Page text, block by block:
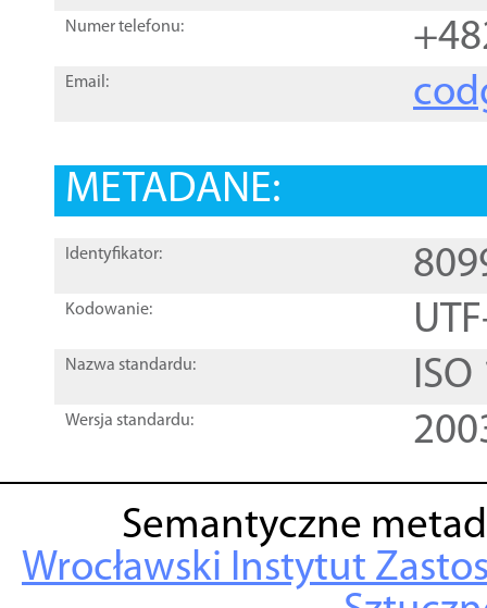
Numer telefonu:
Email:
METADANE:
Identyfikator:
Kodowanie:
Nazwa standardu:
Wersja standardu:
Semantyczne
Wrocławski Instytut